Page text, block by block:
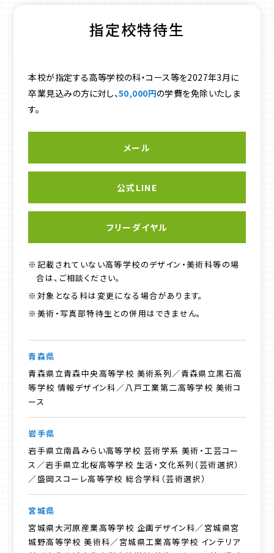
指定校特待生
本校が指定する高等学校の科・コース等を2027年3月に
卒業見込みの方に対し、50,000円の学費を免除いたしま
す。
メール
公式LINE
フリーダイヤル
※記載されていない高等学校のデザイン・美術科等の場
合は、ご相談ください。
※対象となる科は変更になる場合があります。
※美術・写真部特待生との併用はできません。
青森県
青森県立青森中央高等学校 美術系列／青森県立黒石高
等学校 情報デザイン科／八戸工業第二高等学校 美術コ
ース
岩手県
岩手県立南昌みらい高等学校 芸術学系 美術・工芸コー
ス／岩手県立北桜高等学校 生活・文化系列（芸術選択）
／盛岡スコーレ高等学校 総合学科（芸術選択）
宮城県
宮城県大河原産業高等学校 企画デザイン科／宮城県宮
城野高等学校 美術科／宮城県工業高等学校 インテリア